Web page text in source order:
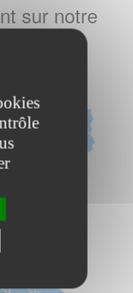
sur notre
votre